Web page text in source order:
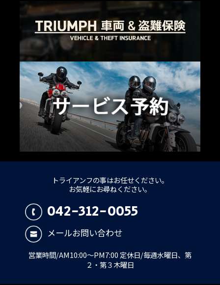
トライアンフの事はお任せください。
お気軽にお尋ねください。
042-312-0055
メールお問い合わせ
営業時間/AM10:00～PM7:00 定休日/毎週水曜日、第
２・第３木曜日